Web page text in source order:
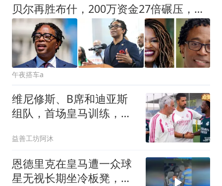
贝尔再胜布什，200万资金27倍碾压，美国内部分裂加剧
午夜搭车a
维尼修斯、B席和迪亚斯
组队，首场皇马训练，就
益善工坊阿沐
恩德里克在皇马遭一众球
星无视长期坐冷板凳，离